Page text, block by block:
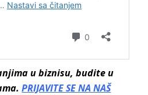
u biznisu, budite u
PRIJAVITE SE NA NAŠ